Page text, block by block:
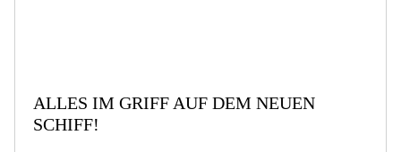
ALLES IM GRIFF AUF DEM NEUEN
SCHIFF!